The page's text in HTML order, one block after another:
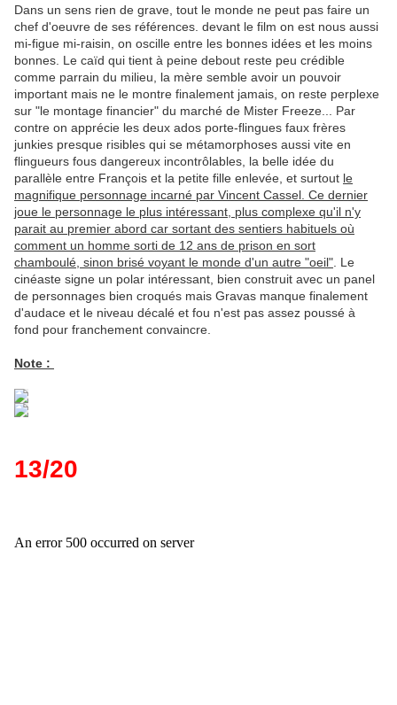
Dans un sens rien de grave, tout le monde ne peut pas faire un
chef d'oeuvre de ses références. devant le film on est nous aussi
mi-figue mi-raisin, on oscille entre les bonnes idées et les moins
bonnes. Le caïd qui tient à peine debout reste peu crédible
comme parrain du milieu, la mère semble avoir un pouvoir
important mais ne le montre finalement jamais, on reste perplexe
sur "le montage financier" du marché de Mister Freeze... Par
contre on apprécie les deux ados porte-flingues faux frères
junkies presque risibles qui se métamorphoses aussi vite en
flingueurs fous dangereux incontrôlables, la belle idée du
parallèle entre François et la petite fille enlevée, et surtout le
magnifique personnage incarné par Vincent Cassel. Ce dernier
joue le personnage le plus intéressant, plus complexe qu'il n'y
parait au premier abord car sortant des sentiers habituels où
comment un homme sorti de 12 ans de prison en sort
chamboulé, sinon brisé voyant le monde d'un autre "oeil" . Le
cinéaste signe un polar intéressant, bien construit avec un panel
de personnages bien croqués mais Gravas manque finalement
d'audace et le niveau décalé et fou n'est pas assez poussé à
fond pour franchement convaincre.
Note :
13/20